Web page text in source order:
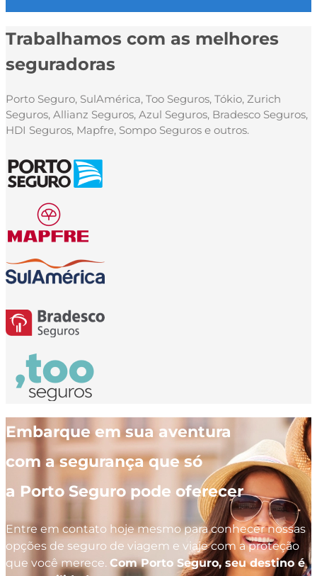
Trabalhamos com as melhores
seguradoras
Porto Seguro, SulAmérica, Too Seguros, Tókio, Zurich
Seguros, Allianz Seguros, Azul Seguros, Bradesco Seguros,
HDI Seguros, Mapfre, Sompo Seguros e outros.
Embarque em sua aventura
com a segurança que só
a Porto Seguro pode oferecer
Entre em contato hoje mesmo para conhecer nossas
opções de seguro de viagem e viaje com a proteção
que você merece. Com Porto Seguro, seu destino é